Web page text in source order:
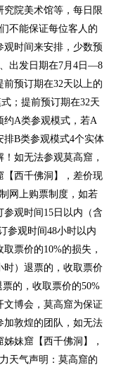
究院美术馆等，每日限
不能保证每位客人的
观时间来安排，少数预
出发日期在7月4日—8
预订期在32天以上的
；提前预订期在32天
约A类参观模式，若A
B类参观模式4个实体
如无法参观莫高窟，
【西千佛洞】，差价现
网上购票制度，如若
观时间15日以内（含
参观时间48小时以内
票价的10%的损失，
时）退票的，收取票价
的，收取票价的50%
文博会，莫高窟为保证
加敦煌的团队，如无法
妹窟【西千佛洞】，
天气声明：莫高窟的